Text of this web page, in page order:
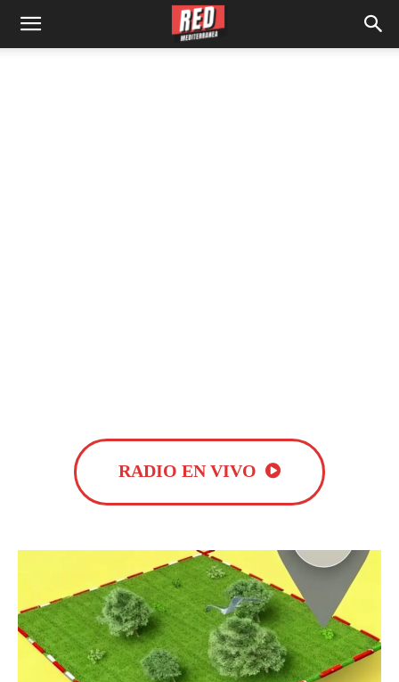
RADIO EN VIVO